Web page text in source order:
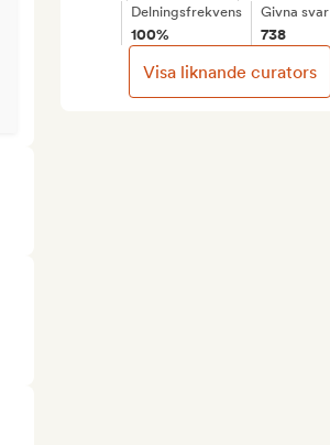
Delningsfrekvens
100%
Givna svar
738
Visa liknande curators